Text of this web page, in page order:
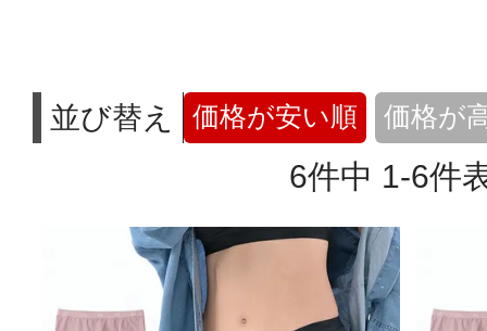
並び替え 価格が安い順 価格が
6件中 1-6件